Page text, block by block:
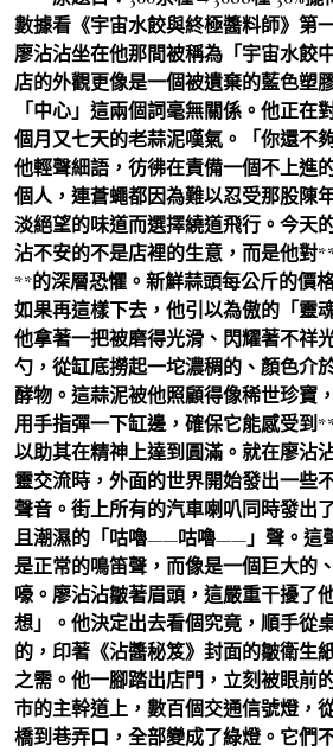
數據看《宇宙水餃與終極醬料師》第
廖沾沾坐在他那間被稱為「宇宙水餃
店的外觀更像是一個被遺棄的藍色塑
「中心」這兩個詞毫無關係。他正在
個月又七天的老蒜泥嘆氣。「你還不
他輕聲細語，彷彿在責備一個不上進
個人，連蒼蠅都因為難以忍受那股陳
淡絕望的味道而選擇繞道飛行。今天
沾不安的不是店裡的生意，而是他對
**的深層恐懼。新鮮蒜頭每公斤的價
如果再這樣下去，他引以為傲的「靈
他拿著一把被磨得光滑、閃耀著不祥
勺，從缸底撈起一坨濃稠的、顏色介
酵物。這蒜泥被他照顧得像稀世珍寶
用手指彈一下缸邊，確保它能感受到
以助其在精神上達到圓滿。就在廖沾
靈交流時，外面的世界開始發出一些
聲音。街上所有的汽車喇叭同時發出
且潮濕的「咕嚕——咕嚕——」聲。這
是正常的鳴笛聲，而像是一個巨大的
嚎。廖沾沾皺著眉頭，這嚴重干擾了
想」。他決定出去看個究竟，順手從
的，印著《沾醬秘笈》封面的皺衛生
之需。他一腳踏出店門，立刻被眼前
市的主幹道上，數百個交通信號燈，
橋到巷弄口，全部變成了綠燈。它們